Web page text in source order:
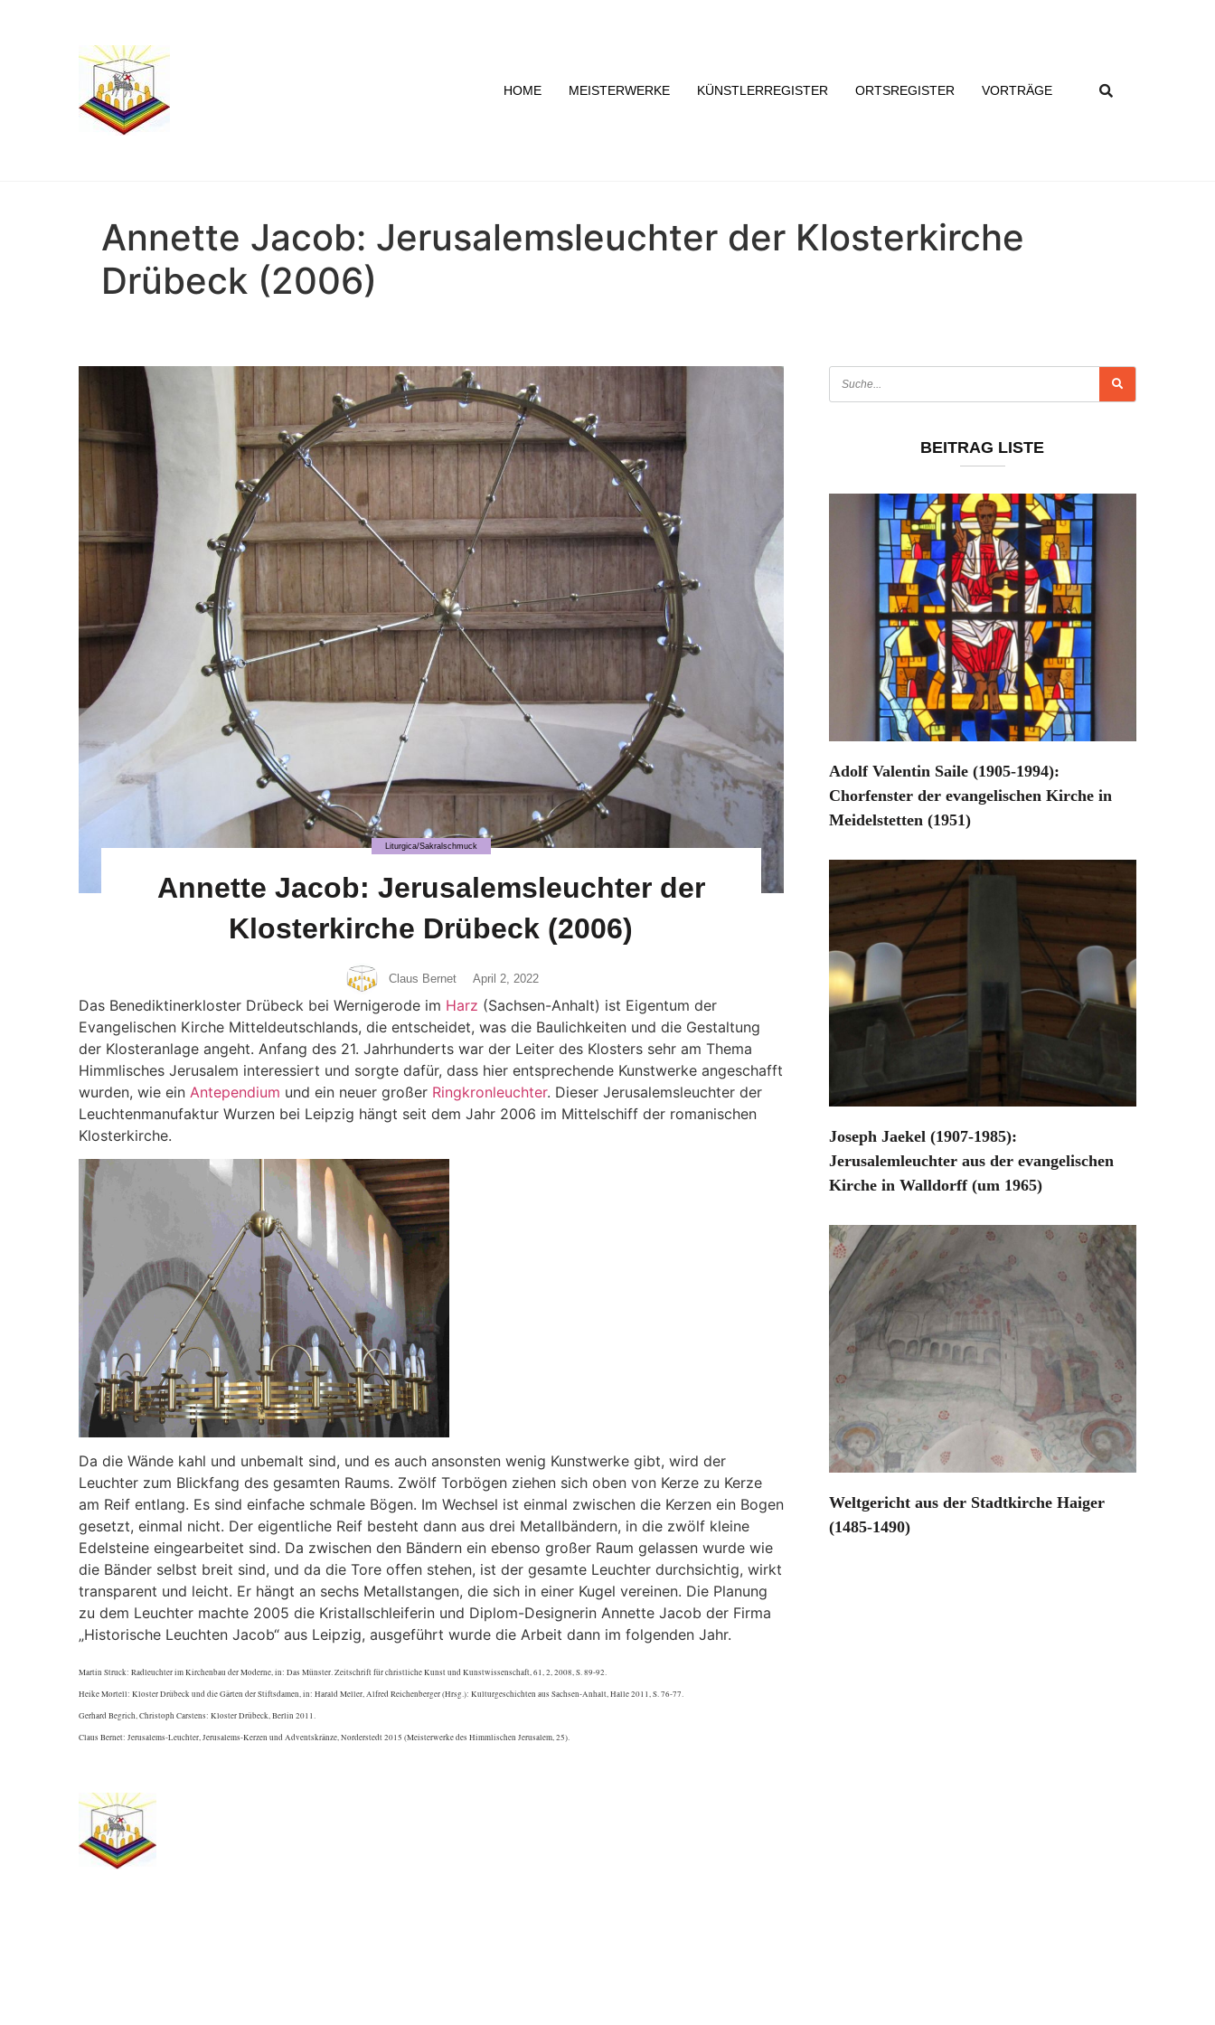
HOME MEISTERWERKE KÜNSTLERREGISTER ORTSREGISTER VORTRÄGE
Annette Jacob: Jerusalemsleuchter der Klosterkirche
Drübeck (2006)
Liturgica/Sakralschmuck
Annette Jacob: Jerusalemsleuchter der
Klosterkirche Drübeck (2006)
Claus Bernet April 2, 2022
Das Benediktinerkloster Drübeck bei Wernigerode im Harz (Sachsen-Anhalt) ist Eigentum der
Evangelischen Kirche Mitteldeutschlands, die entscheidet, was die Baulichkeiten und die Gestaltung
der Klosteranlage angeht. Anfang des 21. Jahrhunderts war der Leiter des Klosters sehr am Thema
Himmlisches Jerusalem interessiert und sorgte dafür, dass hier entsprechende Kunstwerke angeschafft
wurden, wie ein Antependium und ein neuer großer Ringkronleuchter. Dieser Jerusalemsleuchter der
Leuchtenmanufaktur Wurzen bei Leipzig hängt seit dem Jahr 2006 im Mittelschiff der romanischen
Klosterkirche.
Da die Wände kahl und unbemalt sind, und es auch ansonsten wenig Kunstwerke gibt, wird der
Leuchter zum Blickfang des gesamten Raums. Zwölf Torbögen ziehen sich oben von Kerze zu Kerze
am Reif entlang. Es sind einfache schmale Bögen. Im Wechsel ist einmal zwischen die Kerzen ein Bogen
gesetzt, einmal nicht. Der eigentliche Reif besteht dann aus drei Metallbändern, in die zwölf kleine
Edelsteine eingearbeitet sind. Da zwischen den Bändern ein ebenso großer Raum gelassen wurde wie
die Bänder selbst breit sind, und da die Tore offen stehen, ist der gesamte Leuchter durchsichtig, wirkt
transparent und leicht. Er hängt an sechs Metallstangen, die sich in einer Kugel vereinen. Die Planung
zu dem Leuchter machte 2005 die Kristallschleiferin und Diplom-Designerin Annette Jacob der Firma
„Historische Leuchten Jacob“ aus Leipzig, ausgeführt wurde die Arbeit dann im folgenden Jahr.
Martin Struck: Radleuchter im Kirchenbau der Moderne, in: Das Münster. Zeitschrift für christliche Kunst und Kunstwissenschaft, 61, 2, 2008, S. 89-92.
Heike Mortell: Kloster Drübeck und die Gärten der Stiftsdamen, in: Harald Meller, Alfred Reichenberger (Hrsg.): Kulturgeschichten aus Sachsen-Anhalt, Halle 2011, S. 76-77.
Gerhard Begrich, Christoph Carstens: Kloster Drübeck, Berlin 2011.
Claus Bernet: Jerusalems-Leuchter, Jerusalems-Kerzen und Adventskränze, Norderstedt 2015 (Meisterwerke des Himmlischen Jerusalem, 25).
BEITRAG LISTE
Adolf Valentin Saile (1905-1994):
Chorfenster der evangelischen Kirche in
Meidelstetten (1951)
Joseph Jaekel (1907-1985):
Jerusalemleuchter aus der evangelischen
Kirche in Walldorff (um 1965)
Weltgericht aus der Stadtkirche Haiger
(1485-1490)